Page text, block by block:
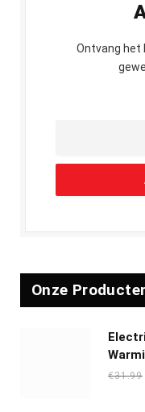
Ontvang het
Onze
€31.99